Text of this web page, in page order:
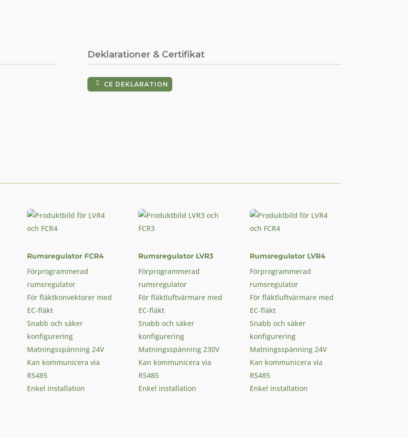
Deklarationer & Certifikat
CE DEKLARATION
Rumsregulator FCR4
Förprogrammerad
rumsregulator
För fläktkonvektorer med
EC-fläkt
Snabb och säker
konfigurering
Matningsspänning 24V
Kan kommunicera via
RS485
Enkel installation
Rumsregulator LVR3
Förprogrammerad
rumsregulator
För fläktluftvärmare med
EC-fläkt
Snabb och säker
konfigurering
Matningsspänning 230V
Kan kommunicera via
RS485
Enkel installation
Rumsregulator LVR4
Förprogrammerad
rumsregulator
För fläktluftvärmare med
EC-fläkt
Snabb och säker
konfigurering
Matningsspänning 24V
Kan kommunicera via
RS485
Enkel installation